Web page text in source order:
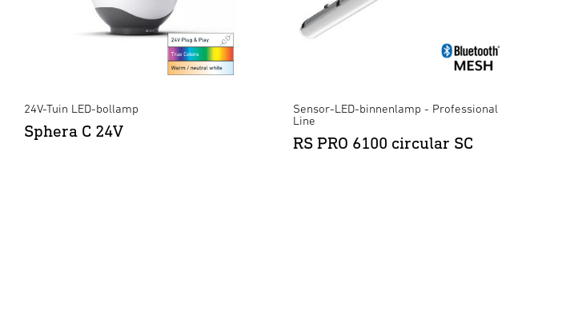
24V-Tuin LED-bollamp
Sphera C 24V
Sensor-LED-binnenlamp - Professional
Line
RS PRO 6100 circular SC